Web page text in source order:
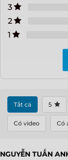
3
2
1
Tất cả 5
Có video Có
NGUYỄN TUẤN